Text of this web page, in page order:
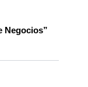
Negocios”